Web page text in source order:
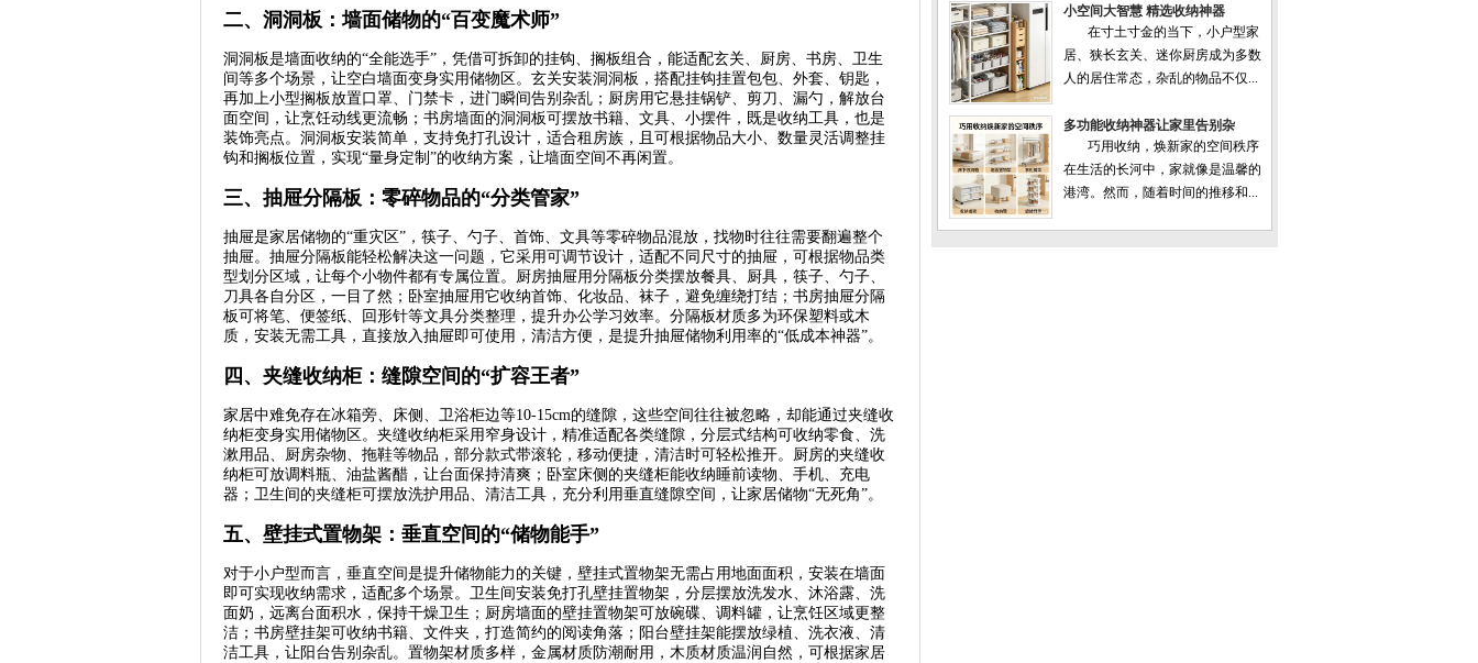
二、洞洞板：墙面储物的“百变魔术师”
洞洞板是墙面收纳的“全能选手”，凭借可拆卸的挂钩、搁板组合，能适配玄关、厨房、书房、卫生
间等多个场景，让空白墙面变身实用储物区。玄关安装洞洞板，搭配挂钩挂置包包、外套、钥匙，
再加上小型搁板放置口罩、门禁卡，进门瞬间告别杂乱；厨房用它悬挂锅铲、剪刀、漏勺，解放台
面空间，让烹饪动线更流畅；书房墙面的洞洞板可摆放书籍、文具、小摆件，既是收纳工具，也是
装饰亮点。洞洞板安装简单，支持免打孔设计，适合租房族，且可根据物品大小、数量灵活调整挂
钩和搁板位置，实现“量身定制”的收纳方案，让墙面空间不再闲置。
三、抽屉分隔板：零碎物品的“分类管家”
抽屉是家居储物的“重灾区”，筷子、勺子、首饰、文具等零碎物品混放，找物时往往需要翻遍整个
抽屉。抽屉分隔板能轻松解决这一问题，它采用可调节设计，适配不同尺寸的抽屉，可根据物品类
型划分区域，让每个小物件都有专属位置。厨房抽屉用分隔板分类摆放餐具、厨具，筷子、勺子、
刀具各自分区，一目了然；卧室抽屉用它收纳首饰、化妆品、袜子，避免缠绕打结；书房抽屉分隔
板可将笔、便签纸、回形针等文具分类整理，提升办公学习效率。分隔板材质多为环保塑料或木
质，安装无需工具，直接放入抽屉即可使用，清洁方便，是提升抽屉储物利用率的“低成本神器”。
四、夹缝收纳柜：缝隙空间的“扩容王者”
家居中难免存在冰箱旁、床侧、卫浴柜边等10-15cm的缝隙，这些空间往往被忽略，却能通过夹缝收
纳柜变身实用储物区。夹缝收纳柜采用窄身设计，精准适配各类缝隙，分层式结构可收纳零食、洗
漱用品、厨房杂物、拖鞋等物品，部分款式带滚轮，移动便捷，清洁时可轻松推开。厨房的夹缝收
纳柜可放调料瓶、油盐酱醋，让台面保持清爽；卧室床侧的夹缝柜能收纳睡前读物、手机、充电
器；卫生间的夹缝柜可摆放洗护用品、清洁工具，充分利用垂直缝隙空间，让家居储物“无死角”。
五、壁挂式置物架：垂直空间的“储物能手”
对于小户型而言，垂直空间是提升储物能力的关键，壁挂式置物架无需占用地面面积，安装在墙面
即可实现收纳需求，适配多个场景。卫生间安装免打孔壁挂置物架，分层摆放洗发水、沐浴露、洗
面奶，远离台面积水，保持干燥卫生；厨房墙面的壁挂置物架可放碗碟、调料罐，让烹饪区域更整
洁；书房壁挂架可收纳书籍、文件夹，打造简约的阅读角落；阳台壁挂架能摆放绿植、洗衣液、清
洁工具，让阳台告别杂乱。置物架材质多样，金属材质防潮耐用，木质材质温润自然，可根据家居
小空间大智慧 精选收纳神器
在寸土寸金的当下，小户型家
居、狭长玄关、迷你厨房成为多数
人的居住常态，杂乱的物品不仅...
多功能收纳神器让家里告别杂
巧用收纳，焕新家的空间秩序
在生活的长河中，家就像是温馨的
港湾。然而，随着时间的推移和...